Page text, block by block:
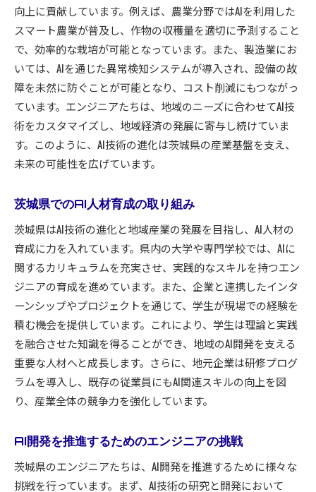
向上に貢献しています。例えば、農業分野ではAIを利用した
スマート農業が普及し、作物の収穫量を適切に予測すること
で、効率的な栽培が可能となっています。また、製造業にお
いては、AIを通じた異常検知システムが導入され、設備の故
障を未然に防ぐことが可能となり、コスト削減にもつながっ
ています。エンジニアたちは、地域のニーズに合わせてAI技
術をカスタマイズし、地域経済の発展に寄与し続けていま
す。このように、AI技術の進化は茨城県の産業基盤を支え、
未来の可能性を広げています。
茨城県でのAI人材育成の取り組み
茨城県はAI技術の進化と地域産業の発展を目指し、AI人材の
育成に力を入れています。県内の大学や専門学校では、AIに
関するカリキュラムを充実させ、実践的なスキルを持つエン
ジニアの育成を進めています。また、企業と連携したインタ
ーンシップやプロジェクトを通じて、学生が現場での経験を
積む機会を提供しています。これにより、学生は理論と実践
を融合させた知識を得ることができ、地域のAI開発を支える
重要な人材へと成長します。さらに、地元企業は研修プログ
ラムを導入し、既存の従業員にもAI関連スキルの向上を図
り、産業全体の競争力を強化しています。
AI開発を推進するためのエンジニアの挑戦
茨城県のエンジニアたちは、AI開発を推進するために様々な
挑戦を行っています。まず、AI技術の研究と開発において